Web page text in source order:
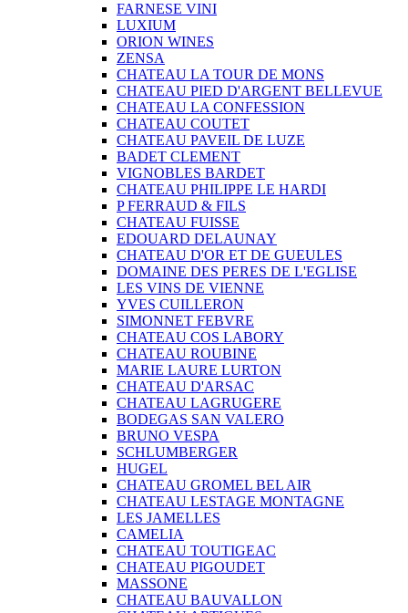
FARNESE VINI
LUXIUM
ORION WINES
ZENSA
CHATEAU LA TOUR DE MONS
CHATEAU PIED D'ARGENT BELLEVUE
CHATEAU LA CONFESSION
CHATEAU COUTET
CHATEAU PAVEIL DE LUZE
BADET CLEMENT
VIGNOBLES BARDET
CHATEAU PHILIPPE LE HARDI
P FERRAUD & FILS
CHATEAU FUISSE
EDOUARD DELAUNAY
CHATEAU D'OR ET DE GUEULES
DOMAINE DES PERES DE L'EGLISE
LES VINS DE VIENNE
YVES CUILLERON
SIMONNET FEBVRE
CHATEAU COS LABORY
CHATEAU ROUBINE
MARIE LAURE LURTON
CHATEAU D'ARSAC
CHATEAU LAGRUGERE
BODEGAS SAN VALERO
BRUNO VESPA
SCHLUMBERGER
HUGEL
CHATEAU GROMEL BEL AIR
CHATEAU LESTAGE MONTAGNE
LES JAMELLES
CAMELIA
CHATEAU TOUTIGEAC
CHATEAU PIGOUDET
MASSONE
CHATEAU BAUVALLON